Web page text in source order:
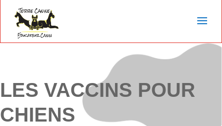
LES VACCINS POUR
CHIENS